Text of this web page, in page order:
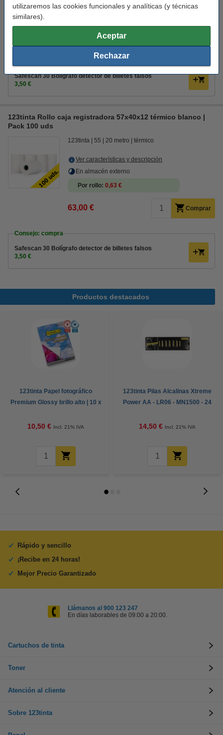
utilizaremos las cookies funcionales y analíticas (y técnicas
similares).
Aceptar
Rechazar
Pack ahorro
123tinta Rollo caja registradora 57x40x12 térmico blanco |
Safescan 30 Bolígrafo detector de billetes falsos
3,50 €
123tinta Rollo caja registradora 57x40x12 térmico blanco |
Pack 100 uds
123tinta 55 20 metro térmico
Ver características y descripción
En almacén externo
Por rollo 0,63 €
63,00 € Comprar
Consejo: compra
Safescan 30 Bolígrafo detector de billetes falsos
3,50 €
Productos destacados
123tinta Papel fotográfico
Premium Glossy brillo alto | 10 x
10,50 € Incl. 21% IVA
123tinta Pilas Alcalinas Xtreme
Power AA - LR06 - MN1500 - 24
14,50 € Incl. 21% IVA
Rápido y sencillo
¡Recibe en 24 horas!
Mejor Precio Garantizado
Llámanos al 900 123 247
En días laborables de 09:00 a 20:00.
Cartuchos de tinta
Toner
Atención al cliente
Sobre 123tinta